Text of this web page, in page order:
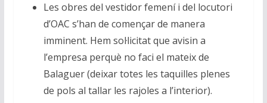
Les obres del vestidor femení i del locutori
d’OAC s’han de començar de manera
imminent. Hem sol·licitat que avisin a
l’empresa perquè no faci el mateix de
Balaguer (deixar totes les taquilles plenes
de pols al tallar les rajoles a l’interior).